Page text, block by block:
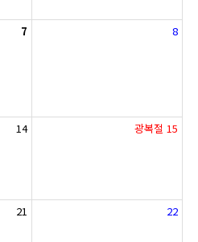
7 8
14 광복절 15
21 22